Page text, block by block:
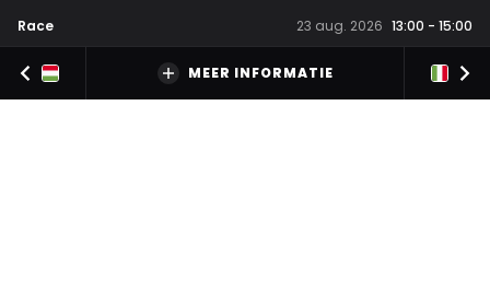
Race
23 aug. 2026 13:00 - 15:00
MEER INFORMATIE